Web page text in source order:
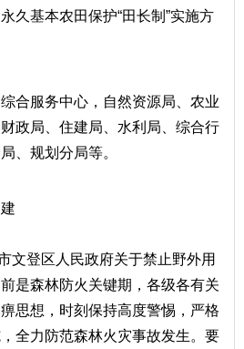
久基本农田保护“田长制”实施方
合服务中心，自然资源局、农业
政局、住建局、水利局、综合行
、规划分局等。
文登区人民政府关于禁止野外用
是森林防火关键期，各级各有关
思想，时刻保持高度警惕，严格
全力防范森林火灾事故发生。要